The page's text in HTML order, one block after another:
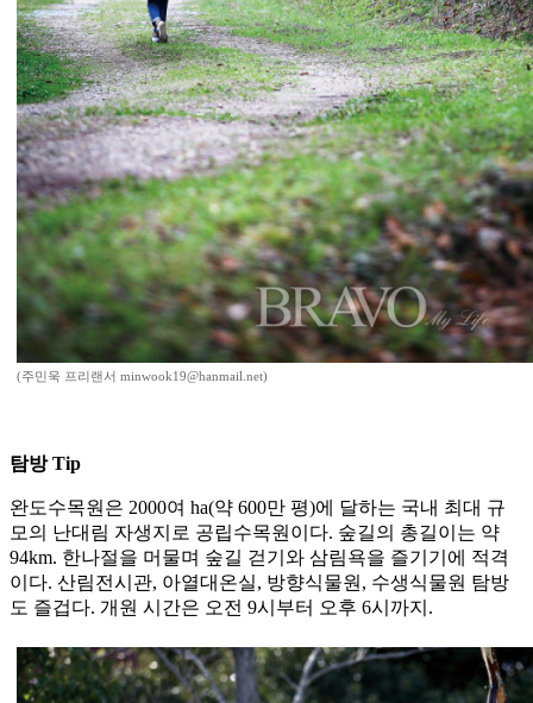
(주민욱 프리랜서 minwook19@hanmail.net)
탐방 Tip
완도수목원은 2000여 ha(약 600만 평)에 달하는 국내 최대 규
모의 난대림 자생지로 공립수목원이다. 숲길의 총길이는 약
94km. 한나절을 머물며 숲길 걷기와 삼림욕을 즐기기에 적격
이다. 산림전시관, 아열대온실, 방향식물원, 수생식물원 탐방
도 즐겁다. 개원 시간은 오전 9시부터 오후 6시까지.